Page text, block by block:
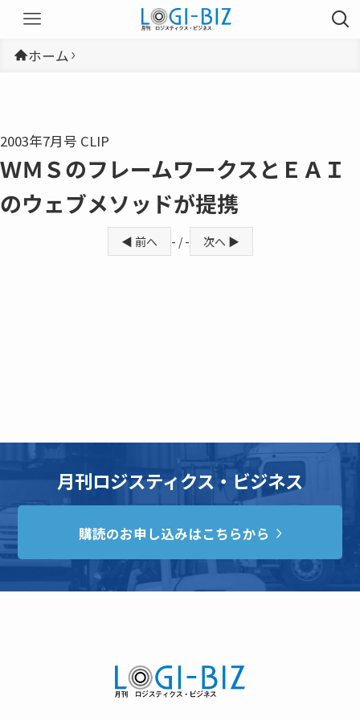
ホーム
2003年7月号 CLIP
ＷＭＳのフレームワークスとＥＡＩ
のウェブメソッドが提携
◀ 前へ - / - 次へ ▶
月刊ロジスティクス・ビジネス
購読のお申し込みはこちらから